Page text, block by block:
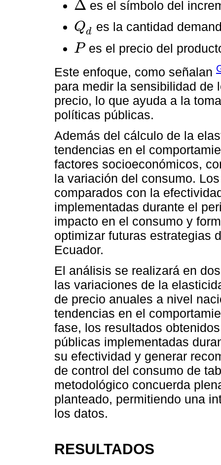
Δ
∆ es el símbolo del
Qd
Qd es la cantidad
P
P
es el precio del
Este enfoque, como señalan
para medir la sensibilidad de
precio, lo que ayuda a la
políticas públicas.
Además del cálculo de la
tendencias en el
factores socioeconómicos,
la variación del consumo.
comparados con la
implementadas durante el
impacto en el consumo y
optimizar futuras estrategias
Ecuador.
El análisis se realizará en
las variaciones de la
de precio anuales a nivel
tendencias en el
fase, los resultados
públicas implementadas
su efectividad y generar
de control del consumo de
metodológico concuerda
planteado, permitiendo una
los datos.
RESULTADOS